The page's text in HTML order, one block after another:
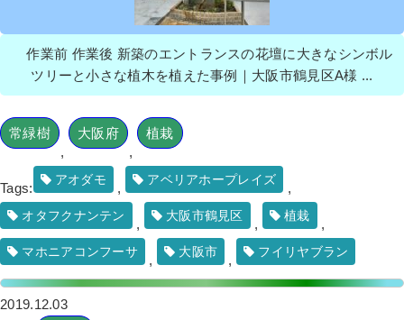
作業前 作業後 新築のエントランスの花壇に大きなシンボル
ツリーと小さな植木を植えた事例｜大阪市鶴見区A様 ...
常緑樹
,
大阪府
,
植栽
Tags:
アオダモ
,
アベリアホープレイズ
,
オタフクナンテン
,
大阪市鶴見区
,
植栽
,
マホニアコンフーサ
,
大阪市
,
フイリヤブラン
2019.12.03